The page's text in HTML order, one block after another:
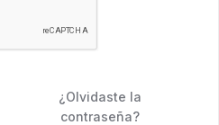
¿Olvidaste la
contraseña?